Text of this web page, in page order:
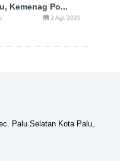
Kemenag Po...
3 Agt 2026
Palu Selatan Kota Palu,